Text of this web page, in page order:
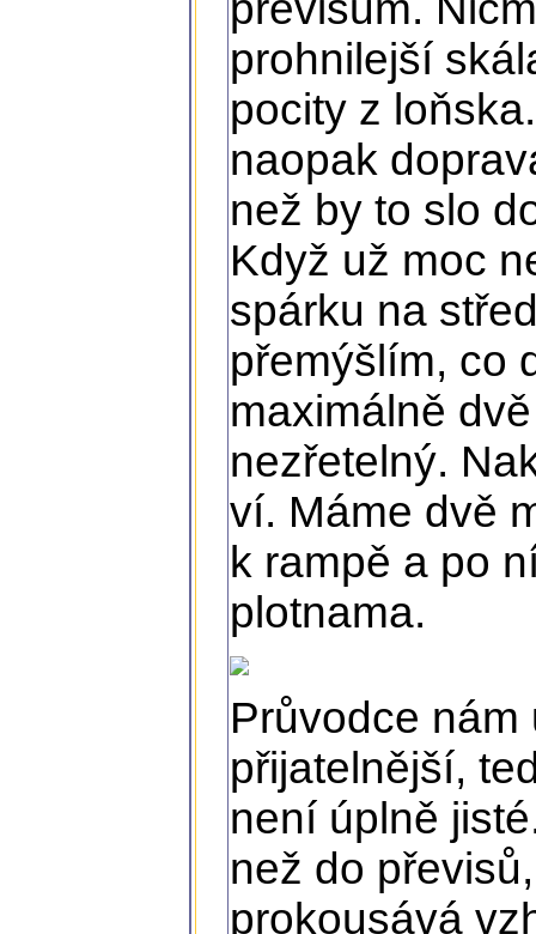
prohnilejší
pocity z
naopak
než by to slo
Když už moc
spárku na
přemýšlím, co
maximálně
nezřetelný.
ví. Máme dvě
k rampě a po
plotnama.
Průvodce
přijatelnější,
není úplně
než do
prokousává